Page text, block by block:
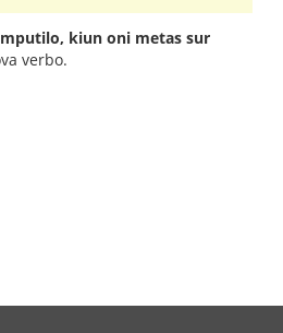
kiun oni metas sur
verbo.